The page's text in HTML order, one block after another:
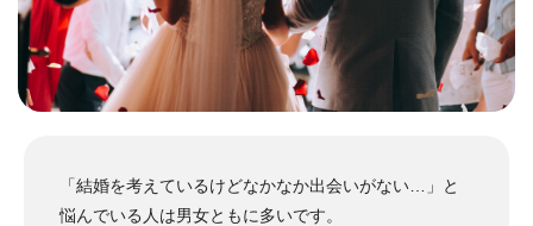
「結婚を考えているけどなかなか出会いがない…」と
悩んでいる人は男女ともに多いです。